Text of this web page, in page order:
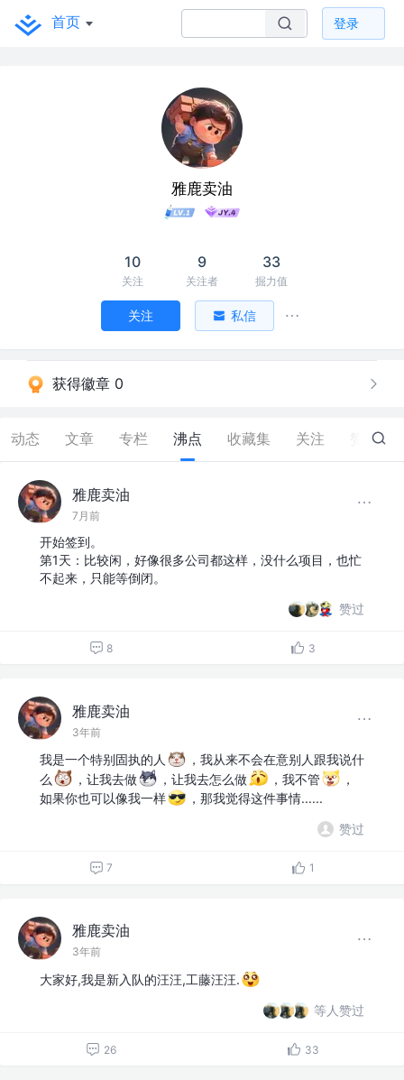
首页 登录
雅鹿卖油
10
关注
9
关注者
33
掘力值
关注 私信
获得徽章 0
动态 文章 专栏 沸点 收藏集 关注 24
雅鹿卖油
7月前
开始签到。
第1天：比较闲，好像很多公司都这样，没什么项目，也忙
不起来，只能等倒闭。
赞过
8 3
雅鹿卖油
3年前
我是一个特别固执的人
，我从来不会在意别人跟我说什
么
，让我去做 ，让我去怎么做 ，我不管
，
如果你也可以像我一样
，那我觉得这件事情......
赞过
7 1
雅鹿卖油
3年前
大家好,我是新入队的汪汪,工藤汪汪.
等人赞过
26 33